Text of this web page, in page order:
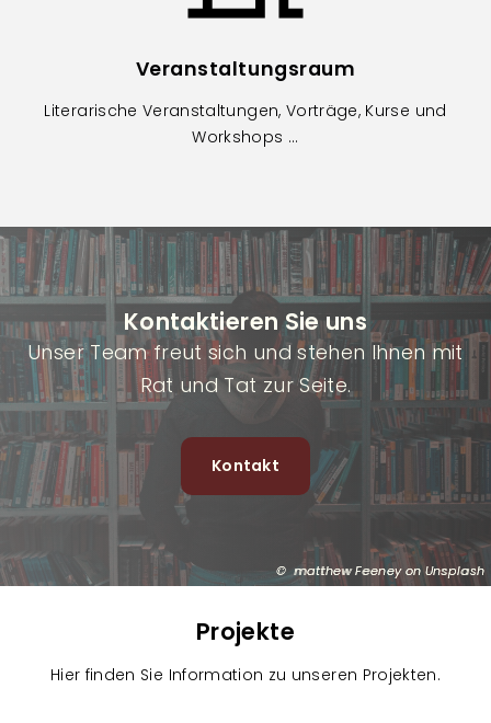
Veranstaltungsraum
Literarische Veranstaltungen, Vorträge, Kurse und
Workshops ...
matthew Feeney on Unsplash
Kontaktieren Sie uns
Unser Team freut sich und stehen Ihnen mit
Rat und Tat zur Seite.
Kontakt
Projekte
Hier finden Sie Information zu unseren Projekten.